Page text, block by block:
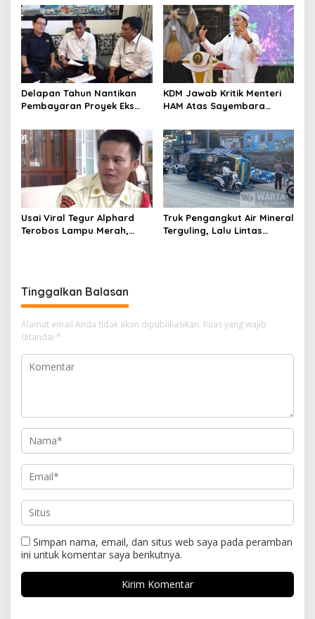
Pertumbuhan Ekonomi
Penjelasan Dedi Mulyadi
Delapan Tahun Nantikan
Pembayaran Proyek Eks
Tasikmalaya Akui Merugi 3,9
Miliar
KDM Jawab Kritik Menteri
HAM Atas Sayembara
Pelaku Kejahatan
Usai Viral Tegur Alphard
Terobos Lampu Merah,
Truk Pengangkut Air Mineral
Terguling, Lalu Lintas
Tinggalkan Balasan
Alamat email Anda tidak akan dipublikasikan. Ruas yang wajib
ditandai *
Simpan nama, email, dan situs web saya pada peramban
ini untuk komentar saya berikutnya.